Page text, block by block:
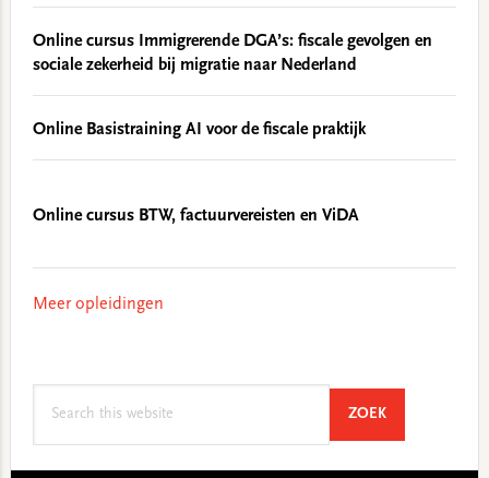
Online cursus Immigrerende DGA’s: fiscale gevolgen en
sociale zekerheid bij migratie naar Nederland
Online Basistraining AI voor de fiscale praktijk
Online cursus BTW, factuurvereisten en ViDA
Meer opleidingen
ZOEKSEARCH